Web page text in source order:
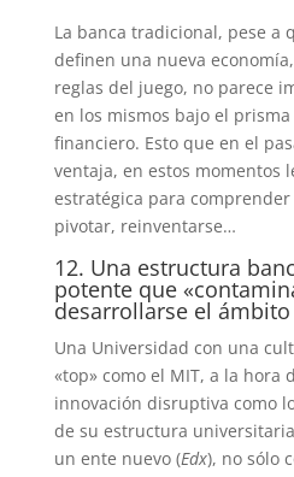
La banca tradicional, pese a
definen una nueva
reglas del juego, no parece
en los mismos bajo el
financiero. Esto que en el
ventaja, en estos momentos
estratégica para
pivotar, reinventarse…
12. Una estructura
potente que
desarrollarse el
Una Universidad con una
«top» como el MIT, a la hora
innovación disruptiva como
de su estructura
un ente nuevo (Edx), no sólo